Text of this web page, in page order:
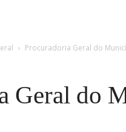
Procuradoria Geral do
Geral do